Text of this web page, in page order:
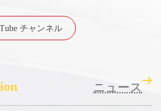
チャンネル
ニュース